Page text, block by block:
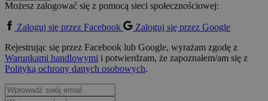
Możesz zalogować się z pomocą sieci społecznościowej:
Zaloguj się przez Facebook
Zaloguj się przez Google
Rejestrując się przez Facebook lub Google, wyrażam zgodę z
Warunkami handlowymi i potwierdzam, że zapoznałem/am się z
Polityką ochrony danych osobowych.